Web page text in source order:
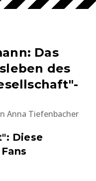
Das
des
Anna Tiefenbacher
Diese